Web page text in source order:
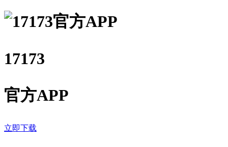
17173
官方APP
立即下载